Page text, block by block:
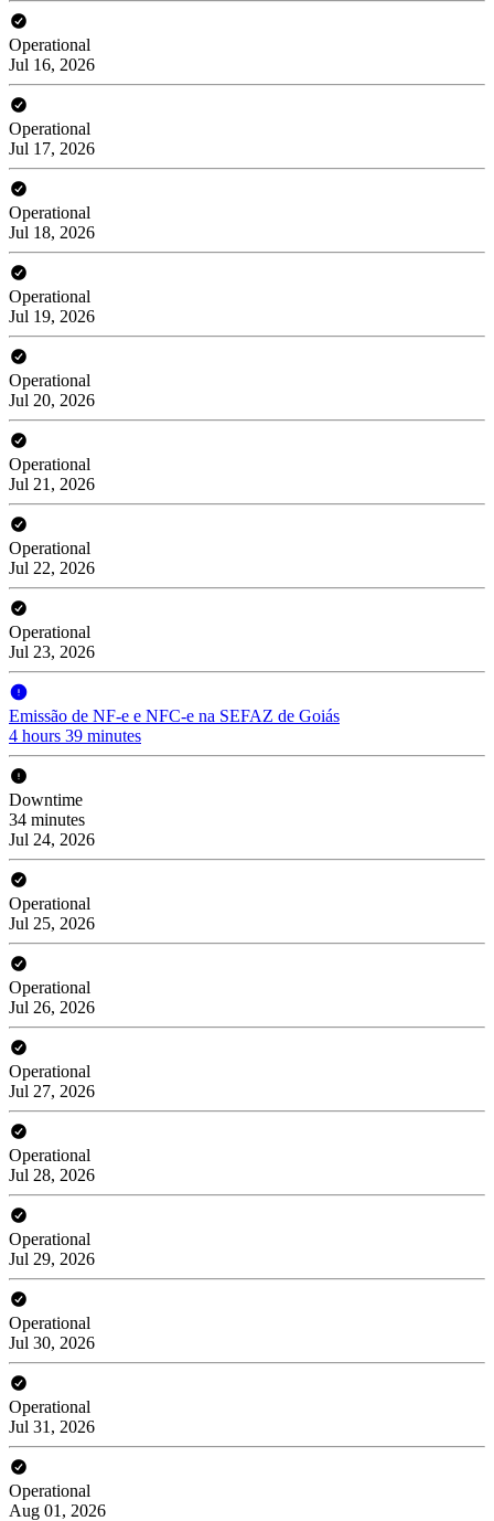
Operational
Jul 16, 2026
Operational
Jul 17, 2026
Operational
Jul 18, 2026
Operational
Jul 19, 2026
Operational
Jul 20, 2026
Operational
Jul 21, 2026
Operational
Jul 22, 2026
Operational
Jul 23, 2026
Emissão de NF-e e NFC-e na SEFAZ de Goiás
4 hours 39 minutes
Downtime
34 minutes
Jul 24, 2026
Operational
Jul 25, 2026
Operational
Jul 26, 2026
Operational
Jul 27, 2026
Operational
Jul 28, 2026
Operational
Jul 29, 2026
Operational
Jul 30, 2026
Operational
Jul 31, 2026
Operational
Aug 01, 2026